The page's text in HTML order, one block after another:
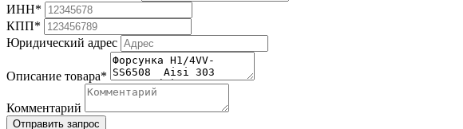
ИНН*
КПП*
Юридический адрес
Описание товара*
Комментарий
Отправить запрос